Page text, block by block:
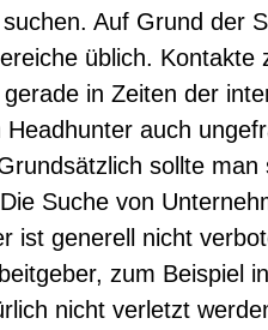
Auf Grund der
üblich. Kontakte
in Zeiten der
auch
sollte man
Suche von
ist generell nicht
zum Beispiel
nicht verletzt